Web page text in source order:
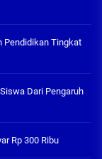
Pendidikan Tingkat
Dari Pengaruh
Rp 300 Ribu